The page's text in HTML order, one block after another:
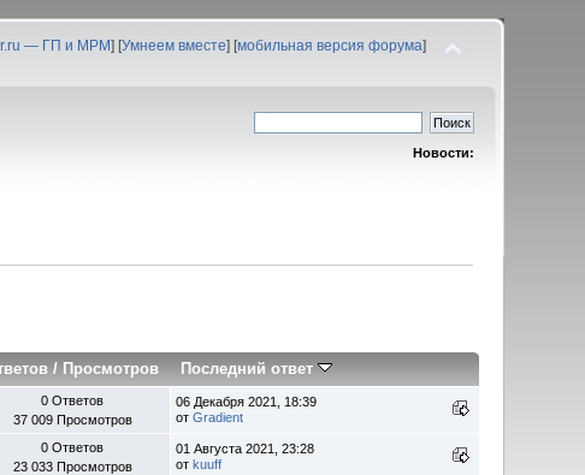
— ГП и МРМ] [Умнеем вместе] [мобильная версия форума]
Новости:
/Просмотров Последний ответ
0 Ответов
37 009 Просмотров
06 Декабря 2021, 18:39
отGradient
0 Ответов
23 033 Просмотров
01 Августа 2021, 23:28
отkuuff